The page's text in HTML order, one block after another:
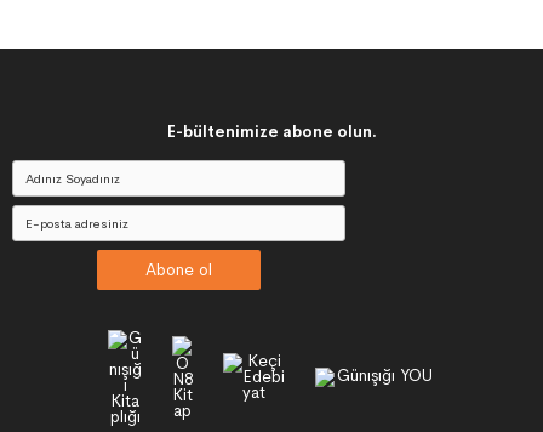
E-bültenimize abone olun.
Abone ol